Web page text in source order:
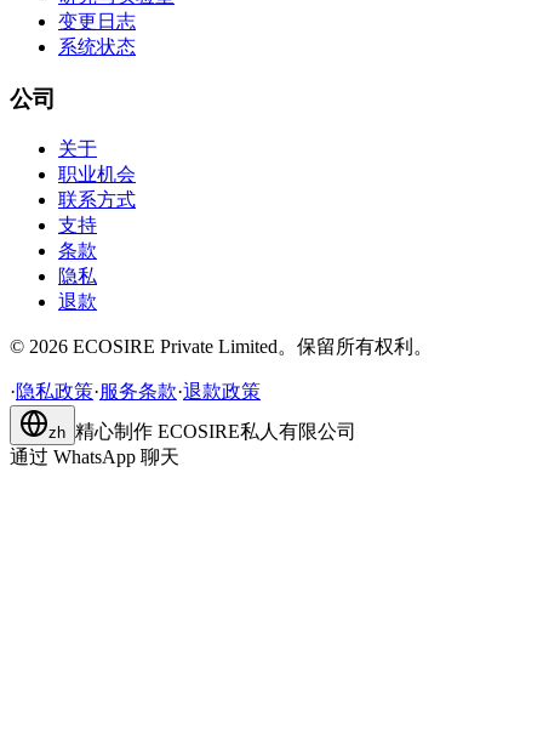
变更日志
系统状态
公司
关于
职业机会
联系方式
支持
条款
隐私
退款
© 2026 ECOSIRE Private Limited。保留所有权利。
·隐私政策·服务条款·退款政策
zh 精心制作 ECOSIRE私人有限公司
通过 WhatsApp 聊天